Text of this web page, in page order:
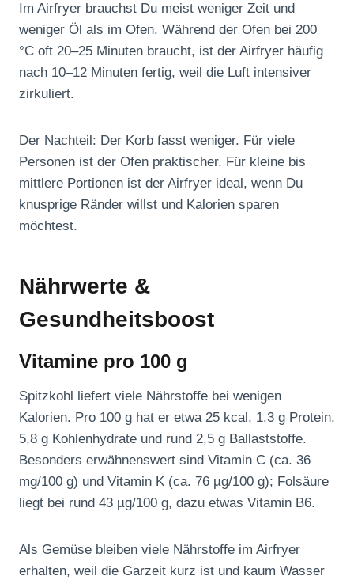
Im Airfryer brauchst Du meist weniger Zeit und
weniger Öl als im Ofen. Während der Ofen bei 200
°C oft 20–25 Minuten braucht, ist der Airfryer häufig
nach 10–12 Minuten fertig, weil die Luft intensiver
zirkuliert.
Der Nachteil: Der Korb fasst weniger. Für viele
Personen ist der Ofen praktischer. Für kleine bis
mittlere Portionen ist der Airfryer ideal, wenn Du
knusprige Ränder willst und Kalorien sparen
möchtest.
Nährwerte &
Gesundheitsboost
Vitamine pro 100 g
Spitzkohl liefert viele Nährstoffe bei wenigen
Kalorien. Pro 100 g hat er etwa 25 kcal, 1,3 g Protein,
5,8 g Kohlenhydrate und rund 2,5 g Ballaststoffe.
Besonders erwähnenswert sind Vitamin C (ca. 36
mg/100 g) und Vitamin K (ca. 76 µg/100 g); Folsäure
liegt bei rund 43 µg/100 g, dazu etwas Vitamin B6.
Als Gemüse bleiben viele Nährstoffe im Airfryer
erhalten, weil die Garzeit kurz ist und kaum Wasser